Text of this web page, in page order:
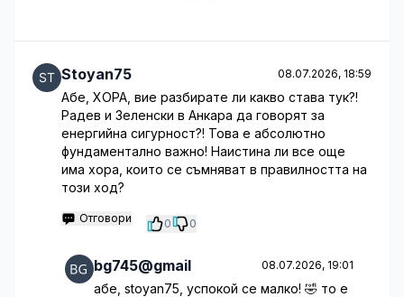
Stoyan75 08.07.2026, 18:59
Абе, ХОРА, вие разбирате ли какво става тук?!
Радев и Зеленски в Анкара да говорят за
енергийна сигурност?! Това е абсолютно
фундаментално важно! Наистина ли все още
има хора, които се съмняват в правилността на
този ход?
Отговори 0 0
bg745@gmail 08.07.2026, 19:01
абе, stoyan75, успокой се малко! 🤣 то е